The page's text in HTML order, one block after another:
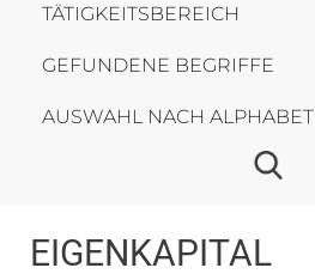
TÄTIGKEITSBEREICH
GEFUNDENE BEGRIFFE
AUSWAHL NACH ALPHABET
EIGENKAPITAL